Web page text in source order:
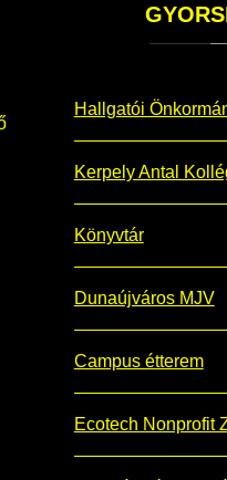
Hallgatói
Kerpely Antal
Könyvtár
Dunaújváros MJV
Campus étterem
Ecotech Nonprofit